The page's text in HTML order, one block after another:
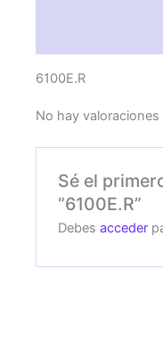
6100E.R
No hay valoraciones
Sé el
“6100E.R”
Debesacceder